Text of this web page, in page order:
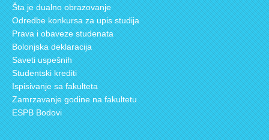
Šta je dualno obrazovanje
Odredbe konkursa za upis studija
Prava i obaveze studenata
Bolonjska deklaracija
Saveti uspešnih
Studentski krediti
Ispisivanje sa fakulteta
Zamrzavanje godine na fakultetu
ESPB Bodovi